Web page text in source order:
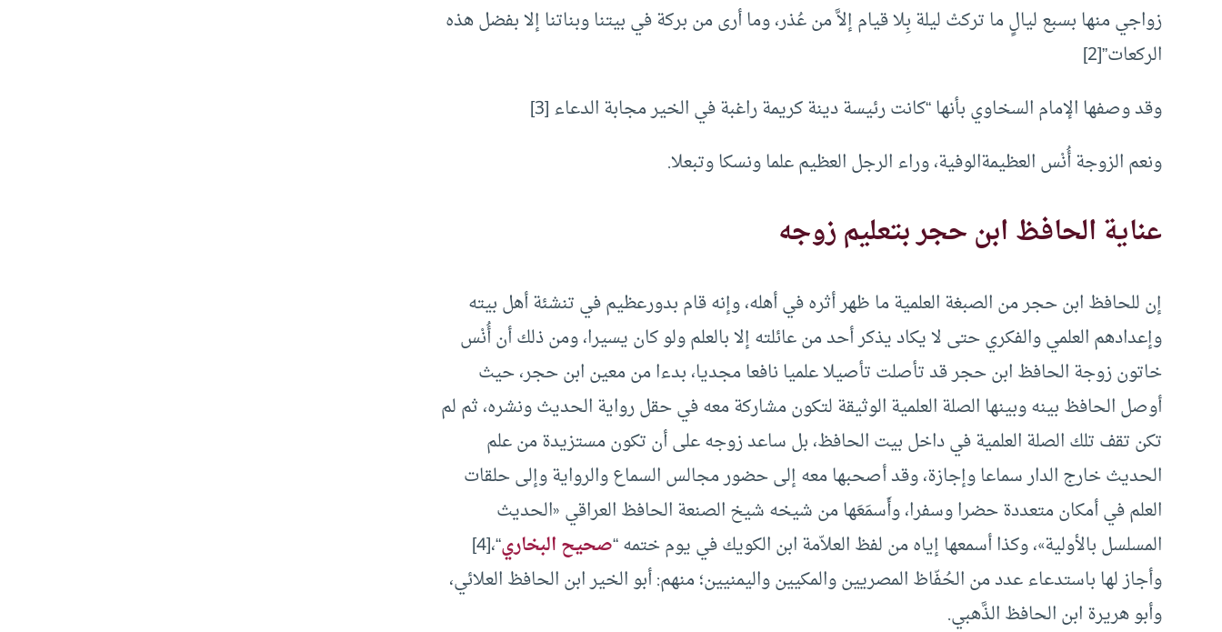
زواجي منها بسبع ليالٍ ما تركتْ ليلة بِلا قيام إلاَّ من عُذر، وما أرى من بركة في بيتنا وبناتنا إلا بفضل هذه
الركعات”[2]
وقد وصفها الإمام السخاوي بأنها “كانت رئيسة دينة كريمة راغبة في الخير مجابة الدعاء [3]
ونعم الزوجة أُنْس العظيمةالوفية، وراء الرجل العظيم علما ونسكا وتبعلا.
عناية الحافظ ابن حجر بتعليم زوجه
إن للحافظ ابن حجر من الصبغة العلمية ما ظهر أثره في أهله، وإنه قام بدورعظيم في تنشئة أهل بيته
وإعدادهم العلمي والفكري حتى لا يكاد يذكر أحد من عائلته إلا بالعلم ولو كان يسيرا، ومن ذلك أن أُنْس
خاتون زوجة الحافظ ابن حجر قد تأصلت تأصيلا علميا نافعا مجديا، بدءا من معين ابن حجر، حيث
أوصل الحافظ بينه وبينها الصلة العلمية الوثيقة لتكون مشاركة معه في حقل رواية الحديث ونشره، ثم لم
تكن تقف تلك الصلة العلمية في داخل بيت الحافظ، بل ساعد زوجه على أن تكون مستزيدة من علم
الحديث خارج الدار سماعا وإجازة، وقد أصحبها معه إلى حضور مجالس السماع والرواية وإلى حلقات
العلم في أمكان متعددة حضرا وسفرا، وأَسمَعَها من شيخه شيخ الصنعة الحافظ العراقي «الحديث
المسلسل بالأولية»، وكذا أسمعها إياه من لفظ العلاّمة ابن الكويك في يوم ختمه “صحيح البخاري
“،[4]
وأجاز لها باستدعاء عدد من الحُفّاظ المصريين والمكيين واليمنيين؛ منهم: أبو الخير ابن الحافظ العلائي،
وأبو هريرة ابن الحافظ الذَّهبي.